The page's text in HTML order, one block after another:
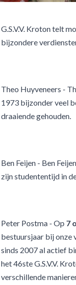
G.S.V.V. Kroton telt
bijzondere
Theo Huyveneers -
1973 bijzonder veel
draaiende gehouden.
Ben Feijen - Ben
zijn studententijd in
Peter Postma - Op 7
bestuursjaar bij onze
sinds 2007 al actief
het 46ste G.S.V.V.
verschillende